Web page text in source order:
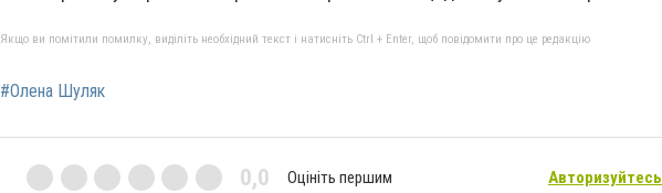
Якщо ви помітили помилку, виділіть необхідний текст і натисніть Ctrl + Enter, щоб повідомити про це редакцію
#Олена Шуляк
0,0 Оцініть першим Авторизуйтесь